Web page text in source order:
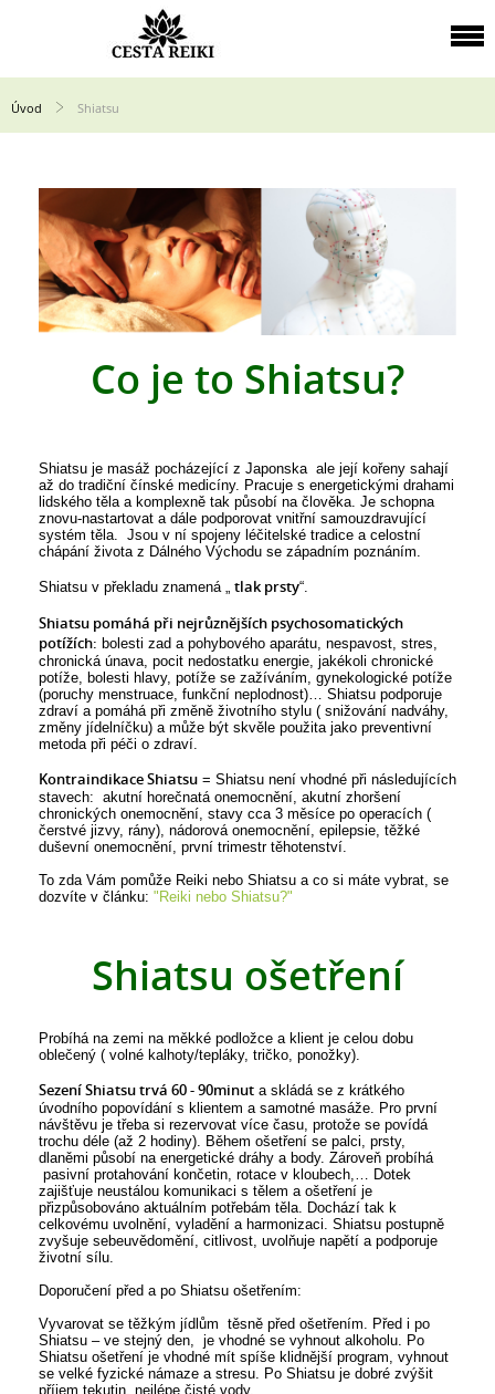
Úvod Shiatsu
Co je to Shiatsu?
Shiatsu je masáž pocházející z Japonska ale její kořeny sahají
až do tradiční čínské medicíny. Pracuje s energetickými drahami
lidského těla a komplexně tak působí na člověka. Je schopna
znovu-nastartovat a dále podporovat vnitřní samouzdravující
systém těla. Jsou v ní spojeny léčitelské tradice a celostní
chápání života z Dálného Východu se západním poznáním.
Shiatsu v překladu znamená „ tlak prsty“.
Shiatsu pomáhá při nejrůznějších psychosomatických
potížích: bolesti zad a pohybového aparátu, nespavost, stres,
chronická únava, pocit nedostatku energie, jakékoli chronické
potíže, bolesti hlavy, potíže se zažíváním, gynekologické potíže
(poruchy menstruace, funkční neplodnost)… Shiatsu podporuje
zdraví a pomáhá při změně životního stylu ( snižování nadváhy,
změny jídelníčku) a může být skvěle použita jako preventivní
metoda při péči o zdraví.
Kontraindikace Shiatsu = Shiatsu není vhodné při následujících
stavech: akutní horečnatá onemocnění, akutní zhoršení
chronických onemocnění, stavy cca 3 měsíce po operacích (
čerstvé jizvy, rány), nádorová onemocnění, epilepsie, těžké
duševní onemocnění, první trimestr těhotenství.
To zda Vám pomůže Reiki nebo Shiatsu a co si máte vybrat, se
dozvíte v článku: "Reiki nebo Shiatsu?"
Shiatsu ošetření
Probíhá na zemi na měkké podložce a klient je celou dobu
oblečený ( volné kalhoty/tepláky, tričko, ponožky).
Sezení Shiatsu trvá 60 - 90minut a skládá se z krátkého
úvodního popovídání s klientem a samotné masáže. Pro první
návštěvu je třeba si rezervovat více času, protože se povídá
trochu déle (až 2 hodiny). Během ošetření se palci, prsty,
dlaněmi působí na energetické dráhy a body. Zároveň probíhá
pasivní protahování končetin, rotace v kloubech,… Dotek
zajišťuje neustálou komunikaci s tělem a ošetření je
přizpůsobováno aktuálním potřebám těla. Dochází tak k
celkovému uvolnění, vyladění a harmonizaci. Shiatsu postupně
zvyšuje sebeuvědomění, citlivost, uvolňuje napětí a podporuje
životní sílu.
Doporučení před a po Shiatsu ošetřením:
Vyvarovat se těžkým jídlům těsně před ošetřením. Před i po
Shiatsu – ve stejný den, je vhodné se vyhnout alkoholu. Po
Shiatsu ošetření je vhodné mít spíše klidnější program, vyhnout
se velké fyzické námaze a stresu. Po Shiatsu je dobré zvýšit
příjem tekutin, nejlépe čisté vody.